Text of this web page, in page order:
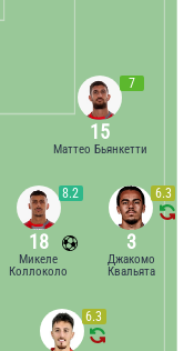
7
15
Маттео Бьянкетти
6.3
3
Джакомо
Квальята
8.2
18
Микеле
Коллоколо
6.3